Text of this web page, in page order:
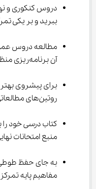
دروس کنکوری و
ببرید و بر یکی
مطالعه دروس
آن برنامه‌ریزی منظم داشته باشید.
برای پیشروی بهتر
روتین‌های مطالعاتی شبانه کمک بگیرید.
منبع امتحانات
مفاهیم پایه